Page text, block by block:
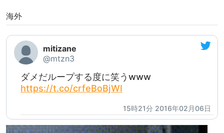
海外
mitizane
@mtzn3
ダメだループする度に笑うwww
https://t.co/crfeBoBjWI
15時21分 2016年02月06日